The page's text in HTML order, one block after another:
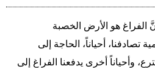
الفراغ هو الأرض الخصبة
تصادفنا، أحياناً، الحاجة إلى
وأحياناً أخرى يدفعنا الفراغ إلى